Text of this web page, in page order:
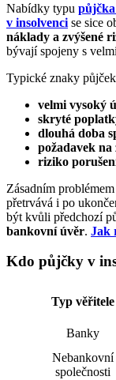
Nabídky typu půjčka
v insolvenci se sice
náklady a zvýšené
bývají spojeny s
Typické znaky
velmi vysoký
skryté
dlouhá doba
požadavek
riziko
Zásadním
přetrvává i po
být kvůli předchozí
bankovní úvěr. Jak
Kdo půjčky v
Typ věřitele
Banky
Nebankovní
společnosti